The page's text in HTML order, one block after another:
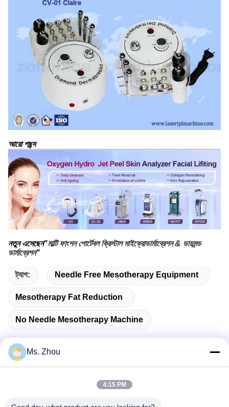
আরো পছন্দ
নতুন এসেছেন"মাল্টি ফাংশন পোর্টেবল ক্রিস্টাল মাইক্রোডার্মাব্রেশন & ডায়মন্ড
ডার্মাব্রেশন"
ট্যাগ: Needle Free Mesotherapy Equipment
Mesotherapy Fat Reduction
No Needle Mesotherapy Machine
Ms. Zhou
4:15 PM